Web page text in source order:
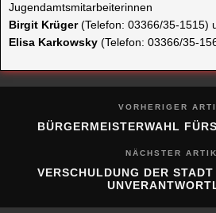
Jugendamtsmitarbeiterinnen
Birgit Krüger(Telefon: 03366/35-1515)
Elisa Karkowsky (Telefon: 03366/35-
VORHERIGER
BÜRGERMEISTERWAHL
NÄCHSTER
VERSCHULDUNG DER